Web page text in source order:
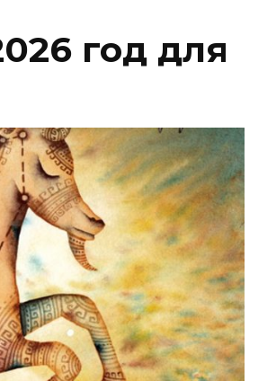
год для